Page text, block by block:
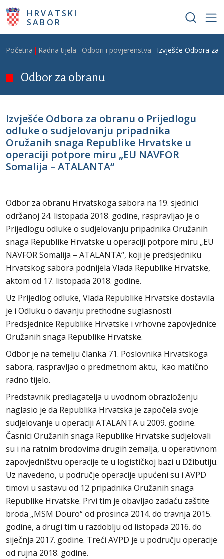
Skoči na glavni sadržaj
HRVATSKI
SABOR
Breadcrumb
Početna Radna tijela Odbori i povjerenstva Izvješće Odbora za
Odbor za obranu
Izvješće Odbora za obranu o Prijedlogu
odluke o sudjelovanju pripadnika
Oružanih snaga Republike Hrvatske u
operaciji potpore miru „EU NAVFOR
Somalija – ATALANTA“
Odbor za obranu Hrvatskoga sabora na 19. sjednici
održanoj 24. listopada 2018. godine, raspravljao je o
Prijedlogu odluke o sudjelovanju pripadnika Oružanih
snaga Republike Hrvatske u operaciji potpore miru „EU
NAVFOR Somalija – ATALANTA“, koji je predsjedniku
Hrvatskog sabora podnijela Vlada Republike Hrvatske,
aktom od 17. listopada 2018. godine.
Uz Prijedlog odluke, Vlada Republike Hrvatske dostavila
je i Odluku o davanju prethodne suglasnosti
Predsjednice Republike Hrvatske i vrhovne zapovjednice
Oružanih snaga Republike Hrvatske.
Odbor je na temelju članka 71. Poslovnika Hrvatskoga
sabora, raspravljao o predmetnom aktu, kao matično
radno tijelo.
Predstavnik predlagatelja u uvodnom obrazloženju
naglasio je da Republika Hrvatska je započela svoje
sudjelovanje u operaciji ATALANTA u 2009. godine.
Časnici Oružanih snaga Republike Hrvatske sudjelovali
su i na ratnim brodovima drugih zemalja, u operativnom
zapovjedništvu operacije te u logističkoj bazi u Džibutiju.
Uz navedeno, u područje operacije upućeni su i AVPD
timovi u sastavu od 12 pripadnika Oružanih snaga
Republike Hrvatske. Prvi tim je obavljao zadaću zaštite
broda „MSM Douro“ od prosinca 2014. do travnja 2015.
godine, a drugi tim u razdoblju od listopada 2016. do
siječnja 2017. godine. Treći AVPD je u području operacije
od rujna 2018. godine.